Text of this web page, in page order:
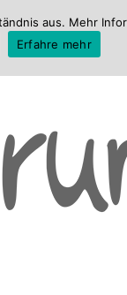
aus. Mehr
Erfahre mehr